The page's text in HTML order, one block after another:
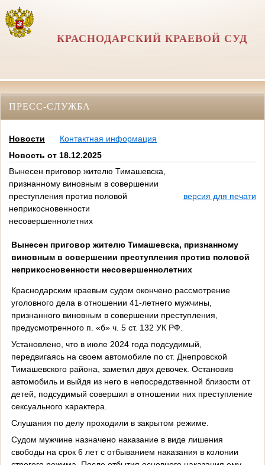
КРАСНОДАРСКИЙ КРАЕВОЙ СУД
ПРЕСС-СЛУЖБА
Новости
Контактная информация
Новость от 18.12.2025
Вынесен приговор жителю Тимашевска,
признанному виновным в совершении
преступления против половой
неприкосновенности
несовершеннолетних
версия для печати
Вынесен приговор жителю Тимашевска, признанному
виновным в совершении преступления против половой
неприкосновенности несовершеннолетних
Краснодарским краевым судом окончено рассмотрение
уголовного дела в отношении 41-летнего мужчины,
признанного виновным в совершении преступления,
предусмотренного п. «б» ч. 5 ст. 132 УК РФ.
Установлено, что в июле 2024 года подсудимый,
передвигаясь на своем автомобиле по ст. Днепровской
Тимашевского района, заметил двух девочек. Остановив
автомобиль и выйдя из него в непосредственной близости от
детей, подсудимый совершил в отношении них преступление
сексуального характера.
Слушания по делу проходили в закрытом режиме.
Судом мужчине назначено наказание в виде лишения
свободы на срок 6 лет с отбыванием наказания в колонии